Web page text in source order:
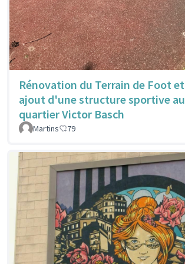
Rénovation du Terrain de Foot et
ajout d'une structure sportive au
quartier Victor Basch
Martins 79